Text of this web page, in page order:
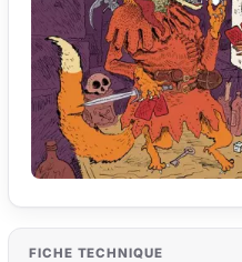
FICHE TECHNIQUE